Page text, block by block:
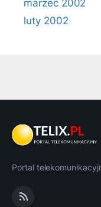
marzec 2002
luty 2002
Portal